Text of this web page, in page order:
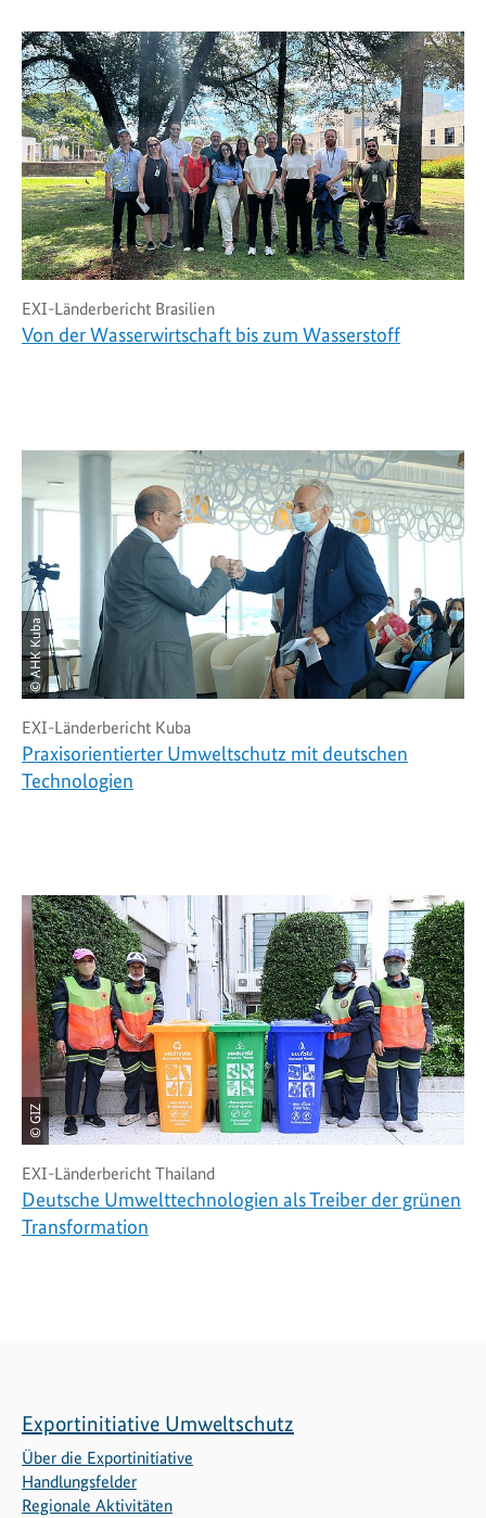
EXI-Länderbericht Brasilien
Von der Wasserwirtschaft bis zum Wasserstoff
© AHK Kuba
EXI-Länderbericht Kuba
Praxisorientierter Umweltschutz mit deutschen
Technologien
© GIZ
EXI-Länderbericht Thailand
Deutsche Umwelttechnologien als Treiber der grünen
Transformation
Exportinitiative Umweltschutz
Über die Exportinitiative
Handlungsfelder
Regionale Aktivitäten